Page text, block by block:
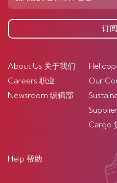
订阅
About Us 关于我们
Careers 职业
Newsroom 编辑部
Our
Cargo
Help 帮助